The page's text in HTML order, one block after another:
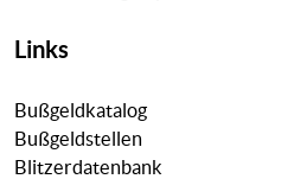
Links
Bußgeldkatalog
Bußgeldstellen
Blitzerdatenbank